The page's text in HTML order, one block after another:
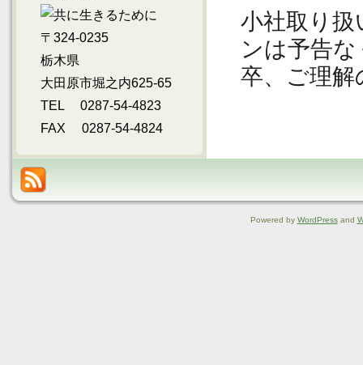
〒324-0235
栃木県
大田原市堀之内625-65
TEL 0287-54-4823
FAX 0287-54-4824
小社取り
ンは予告
卒、ご理
Powered by WordPressand